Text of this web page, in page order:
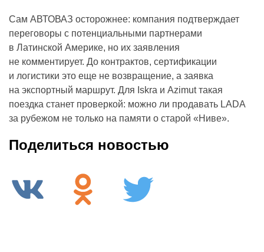
Сам АВТОВАЗ осторожнее: компания подтверждает
переговоры с потенциальными партнерами
в Латинской Америке, но их заявления
не комментирует. До контрактов, сертификации
и логистики это еще не возвращение, а заявка
на экспортный маршрут. Для Iskra и Azimut такая
поездка станет проверкой: можно ли продавать LADA
за рубежом не только на памяти о старой «Ниве».
Поделиться новостью